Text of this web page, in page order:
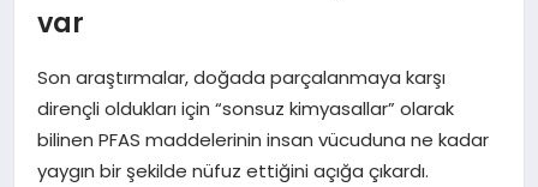
GENEL
SPOR
var
Son araştırmalar, doğada parçalanmaya karşı
dirençli oldukları için “sonsuz kimyasallar” olarak
bilinen PFAS maddelerinin insan vücuduna ne kadar
yaygın bir şekilde nüfuz ettiğini açığa çıkardı.